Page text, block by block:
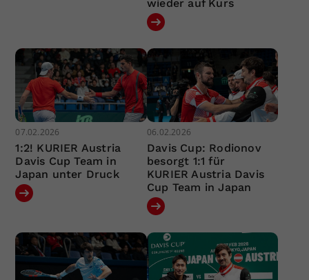
wieder auf Kurs
07.02.2026
1:2! KURIER Austria
Davis Cup Team in
Japan unter Druck
06.02.2026
Davis Cup: Rodionov
besorgt 1:1 für
KURIER Austria Davis
Cup Team in Japan